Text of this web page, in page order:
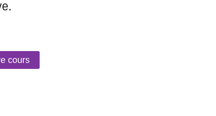
cours